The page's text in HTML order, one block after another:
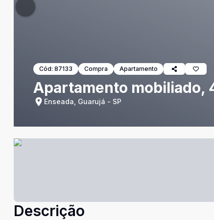
Cód: 87133 Compra Apartamento
Apartamento mobiliado,
Enseada, Guarujá - SP
Descrição